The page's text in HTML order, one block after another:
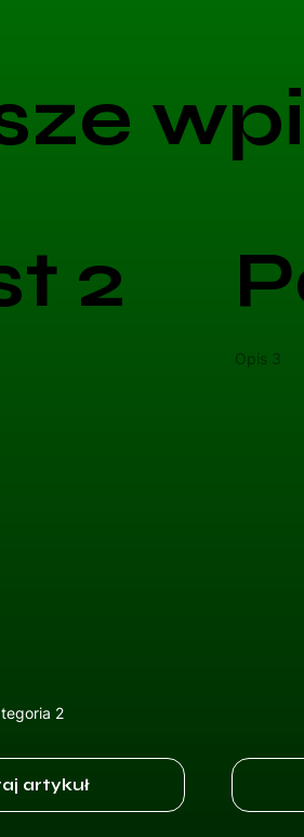
2
2
artykuł
Opis 3